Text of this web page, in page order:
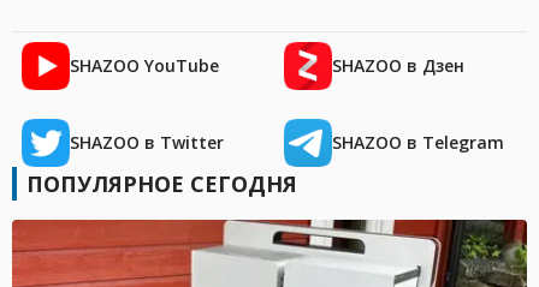
SHAZOO YouTube SHAZOO в Дзен
SHAZOO в Twitter SHAZOO в Telegram
ПОПУЛЯРНОЕ СЕГОДНЯ